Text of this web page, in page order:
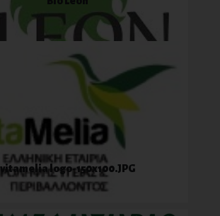
vitamelia logo-150x100.JPG